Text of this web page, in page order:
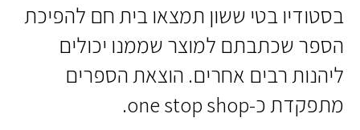
בסטודיו בטי ששון תמצאו בית חם להפיכת
הספר שכתבתם למוצר שממנו יכולים
ליהנות רבים אחרים. הוצאת הספרים
מתפקדת כ-one stop shop.